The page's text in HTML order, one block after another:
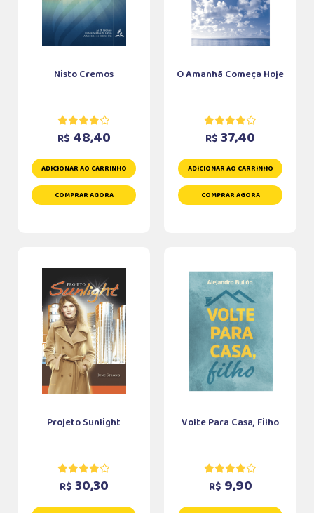
Nisto Cremos
R$ 48,40
ADICIONAR AO CARRINHO
COMPRAR AGORA
O Amanhã Começa Hoje
R$ 37,40
ADICIONAR AO CARRINHO
COMPRAR AGORA
Projeto Sunlight
R$ 30,30
Volte Para Casa, Filho
R$ 9,90